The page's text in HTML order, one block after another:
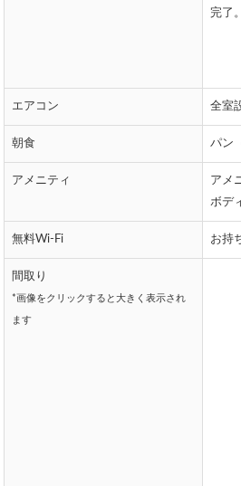
完了
エアコン 全室
朝食 パン
アメニティ
アメ
ボデ
無料Wi-Fi お持
間取り
*画像をクリックすると大きく表示され
ます